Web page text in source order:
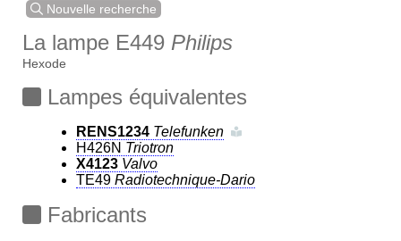
Nouvelle recherche
La lampe E449 Philips
Hexode
Lampes équivalentes
RENS1234 Telefunken
H426N Triotron
X4123 Valvo
TE49 Radiotechnique-Dario
Fabricants